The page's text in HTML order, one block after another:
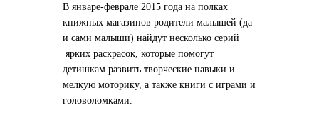
В январе-феврале 2015 года на полках
книжных магазинов родители малышей (да
и сами малыши) найдут несколько серий
ярких раскрасок, которые помогут
детишкам развить творческие навыки и
мелкую моторику, а также книги с играми и
головоломками.